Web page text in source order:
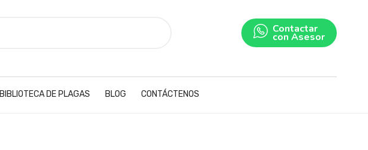
Contactar
con Asesor
BIBLIOTECA DE PLAGAS BLOG CONTÁCTENOS